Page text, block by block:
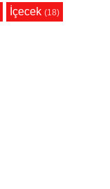
İçecek (18)